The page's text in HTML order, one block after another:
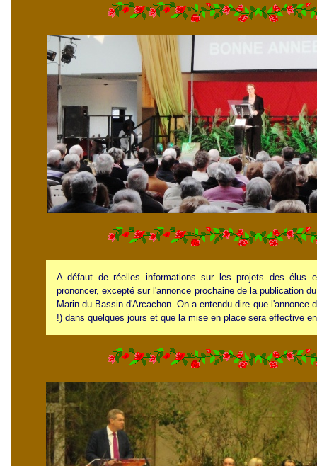
A défaut de réelles informations sur les projets des élus
prononcer, excepté sur l'annonce prochaine de la publication
Marin du Bassin d'Arcachon. On a entendu dire que l'annonce
!) dans quelques jours et que la mise en place sera effective